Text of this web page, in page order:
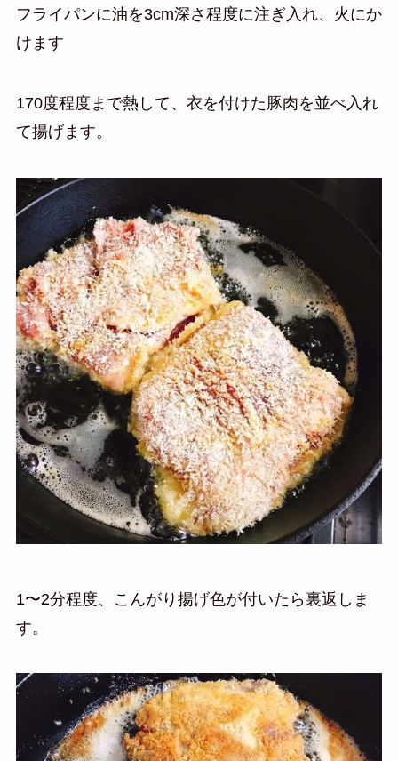
フライパンに油を3cm深さ程度に注ぎ入れ、火にか
けます
170度程度まで熱して、衣を付けた豚肉を並べ入れ
て揚げます。
1〜2分程度、こんがり揚げ色が付いたら裏返しま
す。